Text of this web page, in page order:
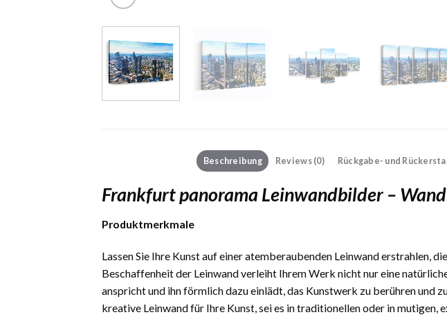
Beschreibung Reviews (0) Rückgabe- und
Frankfurt panorama Leinwandbilder –
Produktmerkmale
Lassen Sie Ihre Kunst auf einer atemberaubenden Leinwand erstrahlen,
Beschaffenheit der Leinwand verleiht Ihrem Werk nicht nur eine
anspricht und ihn förmlich dazu einlädt, das Kunstwerk zu berühren und
kreative Leinwand für Ihre Kunst, sei es in traditionellen oder in